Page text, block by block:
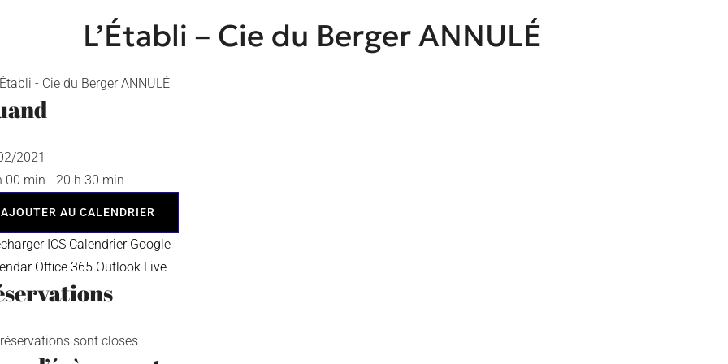
L’Établi – Cie du Berger ANNULÉ
2021
00 min - 20 h 30 min
AJOUTER AU CALENDRIER
ICS Calendrier Google
Office 365 Outlook Live
sont closes